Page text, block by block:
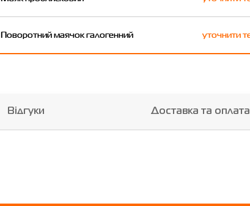
Поворотний маячок галогенний уточнити
Відгуки Доставка та оплата